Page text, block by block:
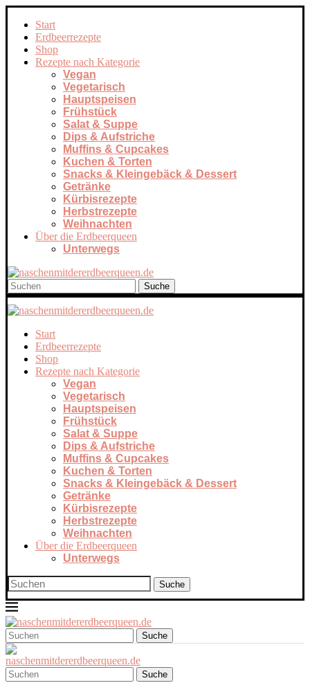
Start
Erdbeerrezepte
Shop
Rezepte nach Kategorie
Vegan
Vegetarisch
Hauptspeisen
Frühstück
Salat & Suppe
Dips & Aufstriche
Muffins & Cupcakes
Kuchen & Torten
Snacks & Kleingebäck & Dessert
Getränke
Kürbisrezepte
Herbstrezepte
Weihnachten
Über die Erdbeerqueen
Unterwegs
Suche
Start
Erdbeerrezepte
Shop
Rezepte nach Kategorie
Vegan
Vegetarisch
Hauptspeisen
Frühstück
Salat & Suppe
Dips & Aufstriche
Muffins & Cupcakes
Kuchen & Torten
Snacks & Kleingebäck & Dessert
Getränke
Kürbisrezepte
Herbstrezepte
Weihnachten
Über die Erdbeerqueen
Unterwegs
Suche
Suche
Suche